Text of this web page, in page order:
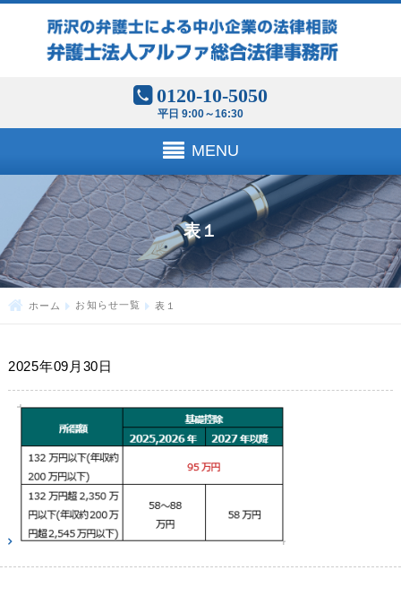
0120-10-5050
平日 9:00～16:30
MENU
表１
ホーム お知らせ一覧 表１
2025年09月30日